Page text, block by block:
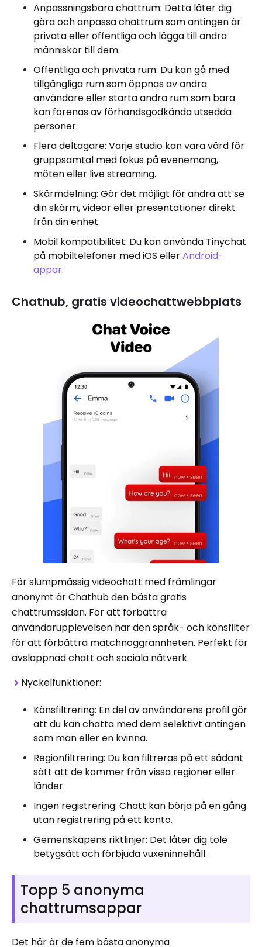
Anpassningsbara chattrum: Detta låter dig
göra och anpassa chattrum som antingen är
privata eller offentliga och lägga till andra
människor till dem.
Offentliga och privata rum: Du kan gå med
tillgängliga rum som öppnas av andra
användare eller starta andra rum som bara
kan förenas av förhandsgodkända utsedda
personer.
Flera deltagare: Varje studio kan vara värd för
gruppsamtal med fokus på evenemang,
möten eller live streaming.
Skärmdelning: Gör det möjligt för andra att se
din skärm, videor eller presentationer direkt
från din enhet.
Mobil kompatibilitet: Du kan använda Tinychat
på mobiltelefoner med iOS ellerAndroid-
appar.
Chathub, gratis videochattwebbplats
För slumpmässig videochatt med främlingar
anonymt är Chathub den bästa gratis
chattrumssidan. För att förbättra
användarupplevelsen har den språk- och könsfilter
för att förbättra matchnoggrannheten. Perfekt för
avslappnad chatt och sociala nätverk.
Nyckelfunktioner:
Könsfiltrering: En del av användarens profil gör
att du kan chatta med dem selektivt antingen
som man eller en kvinna.
Regionfiltrering: Du kan filtreras på ett sådant
sätt att de kommer från vissa regioner eller
länder.
Ingen registrering: Chatt kan börja på en gång
utan registrering på ett konto.
Gemenskapens riktlinjer: Det låter dig tole
betygsätt och förbjuda vuxeninnehåll.
Topp 5 anonyma
chattrumsappar
Det här är de fem bästa anonyma